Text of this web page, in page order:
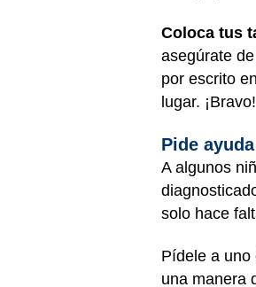
Coloca tus
asegúrate
por escrito
lugar.
Pide
A algunos
solo hace
Pídele a uno
una manera